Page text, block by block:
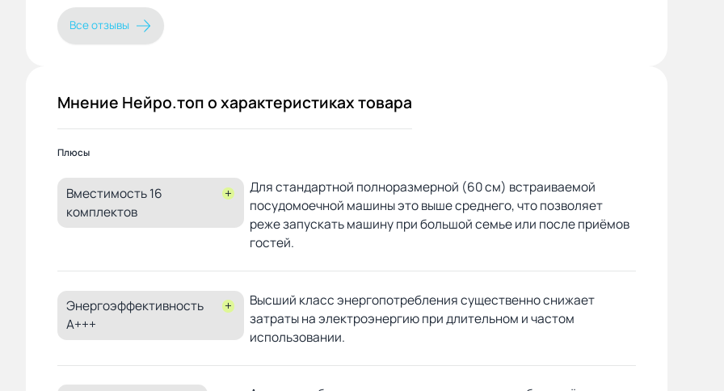
нравится, моет отлично,
вместительная, не шумная, в общем
не пожалел.
Все отзывы
Мнение Нейро.топ о характеристиках товара
Плюсы
Вместимость 16
комплектов
+
Для стандартной полноразмерной (60 см) встраиваемой
посудомоечной машины это выше среднего, что позволяет
реже запускать машину при большой семье или после приёмов
гостей.
Энергоэффективность
A+++
+
Высший класс энергопотребления существенно снижает
затраты на электроэнергию при длительном и частом
использовании.